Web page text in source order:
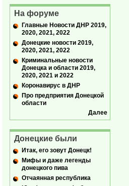
На форуме
Главные Новости ДНР 2019,
2020, 2021, 2022
Донецкие новости 2019,
2020, 2021, 2022
Криминальные новости
Донецка и области 2019,
2020, 2021 и 2022
Коронавирус в ДНР
Про предприятия Донецкой
области
Далее
Донецкие были
Итак, его зовут Донецк!
Мифы и даже легенды
донецкого пива
Отчаянная республика